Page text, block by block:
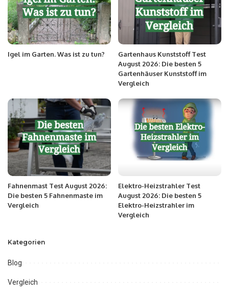
Igel im Garten. Was ist zu tun?
Gartenhaus Kunststoff Test
August 2026: Die besten 5
Gartenhäuser Kunststoff im
Vergleich
Fahnenmast Test August 2026:
Die besten 5 Fahnenmaste im
Vergleich
Elektro-Heizstrahler Test
August 2026: Die besten 5
Elektro-Heizstrahler im
Vergleich
Kategorien
Blog
Vergleich